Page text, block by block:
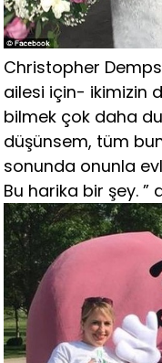
Christopher
ailesi için- ikimizin
bilmek çok daha
düşünsem, tüm
sonunda onunla
Bu harika bir şey. ”